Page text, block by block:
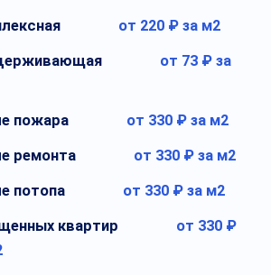
от 220 ₽ за м2
от 73 ₽ за
пожара от 330 ₽ за м2
ремонта от 330 ₽ за м2
потопа от 330 ₽ за м2
квартир
от 330 ₽